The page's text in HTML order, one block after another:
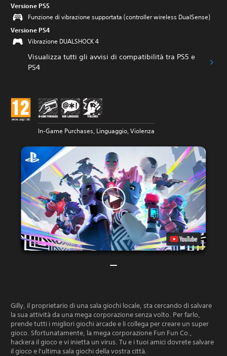
Versione PS5
Funzione di vibrazione supportata (controller wireless DualSense)
Versione PS4
Vibrazione DUALSHOCK 4
Visualizza tutti gli avvisi di compatibilità tra PS5 e
PS4
In-Game Purchases, Linguaggio, Violenza
Gilly, il proprietario di una sala giochi locale, sta cercando di salvare
la sua attività da una mega corporazione senza volto. Per farlo,
prende tutti i migliori giochi arcade e li collega per creare un super
gioco. Sfortunatamente, la mega corporazione Fun Fun Co.,
hackera il gioco e vi inietta un virus. Tu e i tuoi amici dovrete salvare
il gioco e l'ultima sala giochi della vostra città.